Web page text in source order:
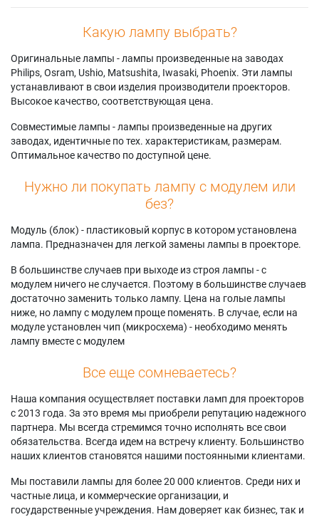
Какую лампу выбрать?
Оригинальные лампы - лампы произведенные на заводах
Philips, Osram, Ushio, Matsushita, Iwasaki, Phoenix. Эти лампы
устанавливают в свои изделия производители проекторов.
Высокое качество, соответствующая цена.
Совместимые лампы - лампы произведенные на других
заводах, идентичные по тех. характеристикам, размерам.
Оптимальное качество по доступной цене.
Нужно ли покупать лампу с модулем или
без?
Модуль (блок) - пластиковый корпус в котором установлена
лампа. Предназначен для легкой замены лампы в проекторе.
В большинстве случаев при выходе из строя лампы - с
модулем ничего не случается. Поэтому в большинстве случаев
достаточно заменить только лампу. Цена на голые лампы
ниже, но лампу с модулем проще поменять. В случае, если на
модуле установлен чип (микросхема) - необходимо менять
лампу вместе с модулем
Все еще сомневаетесь?
Наша компания осуществляет поставки ламп для проекторов
с 2013 года. За это время мы приобрели репутацию надежного
партнера. Мы всегда стремимся точно исполнять все свои
обязательства. Всегда идем на встречу клиенту. Большинство
наших клиентов становятся нашими постоянными клиентами.
Мы поставили лампы для более 20 000 клиентов. Среди них и
частные лица, и коммерческие организации, и
государственные учреждения. Нам доверяет как бизнес, так и